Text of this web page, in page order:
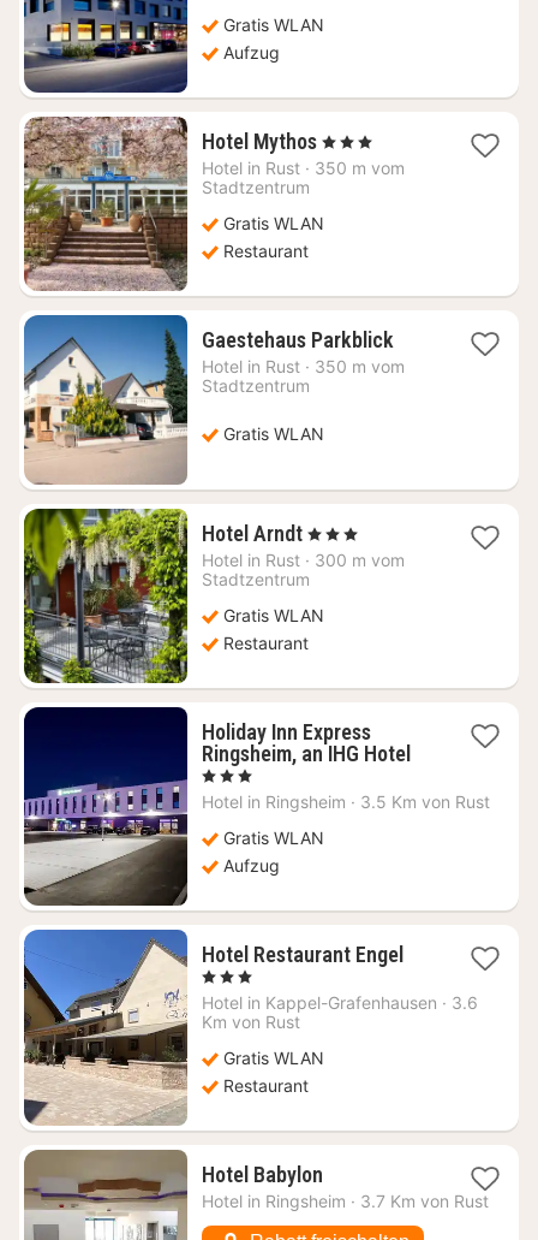
€
Gratis WLAN
Aufzug
Hotel Mythos1
Nacht
€
, 3 Sterne
Hotel in Rust · 350 m vom
Stadtzentrum
Gratis WLAN
Restaurant
Gaestehaus Parkblick1
Nacht
Hotel in Rust · 350 m vom
Stadtzentrum
Gratis WLAN
Hotel Arndt1
Nacht
ab
€
, 3 Sterne
Hotel in Rust · 300 m vom
Stadtzentrum
Gratis WLAN
Restaurant
Holiday Inn Express
Ringsheim, an IHG Hotel1
ab
, 3 Sterne
Hotel in Ringsheim · 3.5 Km von Rust
Gratis WLAN
Aufzug
Hotel Restaurant Engel1
ab
, 3 Sterne
Hotel in Kappel-Grafenhausen · 3.6
Km von Rust
Gratis WLAN
Restaurant
Hotel Babylon1
Nacht
Hotel in Ringsheim · 3.7 Km von Rust